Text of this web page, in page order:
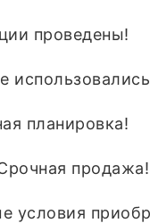
проведены!
планировка!
продажа!
условия